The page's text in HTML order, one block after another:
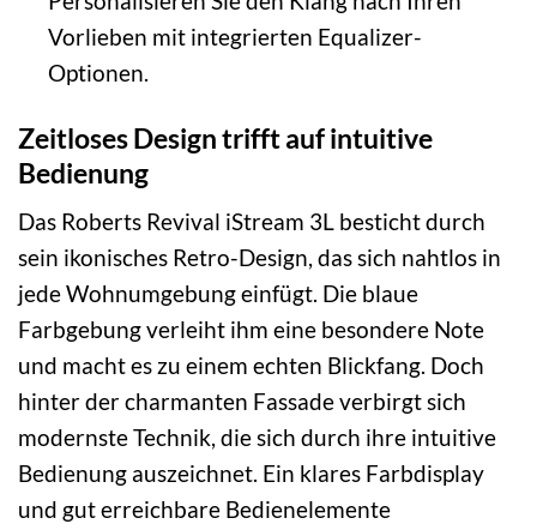
Vorlieben mit integrierten Equalizer-
Optionen.
Zeitloses Design trifft auf intuitive
Bedienung
Das Roberts Revival iStream 3L besticht durch
sein ikonisches Retro-Design, das sich nahtlos in
jede Wohnumgebung einfügt. Die blaue
Farbgebung verleiht ihm eine besondere Note
und macht es zu einem echten Blickfang. Doch
hinter der charmanten Fassade verbirgt sich
modernste Technik, die sich durch ihre intuitive
Bedienung auszeichnet. Ein klares Farbdisplay
und gut erreichbare Bedienelemente